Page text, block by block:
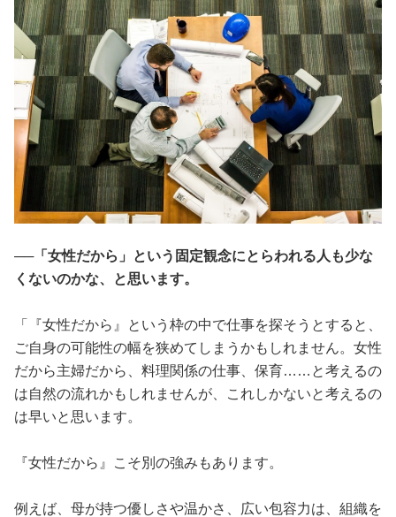
──「女性だから」という固定観念にとらわれる人も少な
くないのかな、と思います。
「『女性だから』という枠の中で仕事を探そうとすると、
ご自身の可能性の幅を狭めてしまうかもしれません。女性
だから主婦だから、料理関係の仕事、保育……と考えるの
は自然の流れかもしれませんが、これしかないと考えるの
は早いと思います。
『女性だから』こそ別の強みもあります。
例えば、母が持つ優しさや温かさ、広い包容力は、組織を